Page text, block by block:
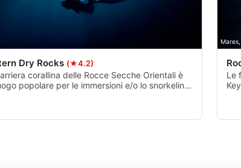
Dry Rocks (★4.2)
corallina delle Rocce Secche Orientali è
popolare per le immersioni e/o lo snorkeling.
Le